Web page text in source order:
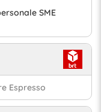
SME
Espresso